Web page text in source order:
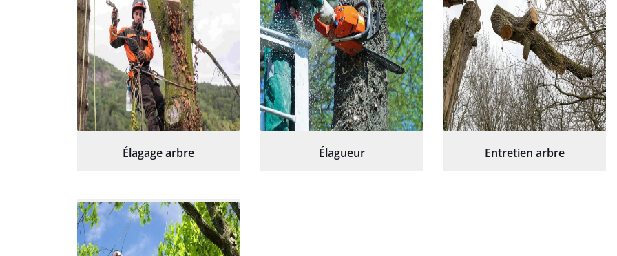
Élagage arbre Élagueur Entretien arbre